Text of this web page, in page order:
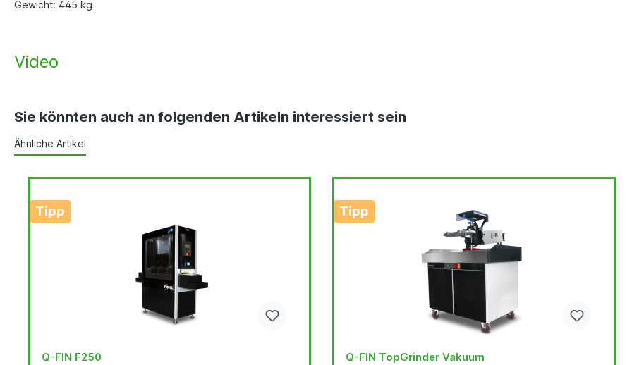
Gewicht: 445 kg
Video
Sie könnten auch an folgenden Artikeln interessiert sein
Ähnliche Artikel
Tipp
Q-FIN F250
Tipp
Q-FIN TopGrinder Vakuum